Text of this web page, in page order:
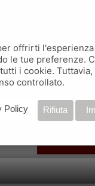
offrirti
le tue preferenze.
i cookie.
controllato.
Rifiuta
Policy